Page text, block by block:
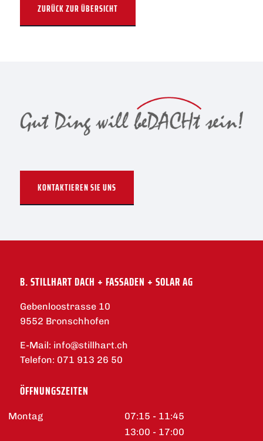
ZURÜCK ZUR ÜBERSICHT
KONTAKTIEREN SIE UNS
B. STILLHART DACH + FASSADEN + SOLAR AG
Gebenloostrasse 10
9552 Bronschhofen
E-Mail: info@stillhart.ch
Telefon: 071 913 26 50
ÖFFNUNGSZEITEN
Montag
07:15 - 11:45
13:00 - 17:00